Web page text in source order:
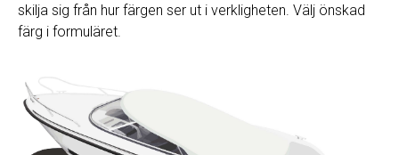
skilja sig från hur färgen ser ut i verkligheten. Välj önskad
färg i formuläret.